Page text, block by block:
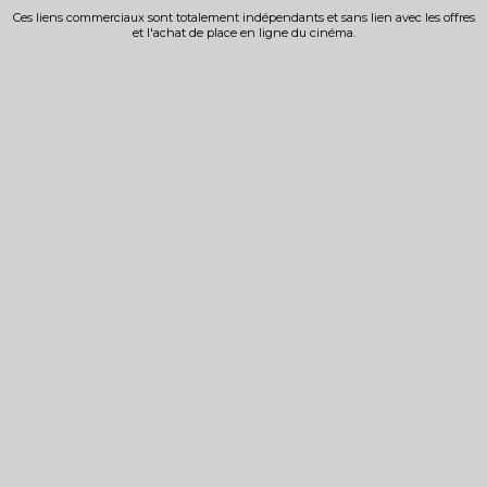
Ces liens commerciaux sont totalement indépendants et sans lien avec les offres
et l'achat de place en ligne du cinéma.